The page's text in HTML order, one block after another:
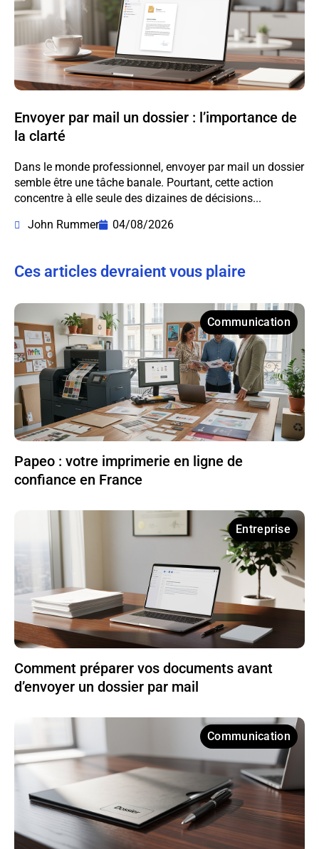
Envoyer par mail un dossier : l’importance de
la clarté
Dans le monde professionnel, envoyer par mail un dossier
semble être une tâche banale. Pourtant, cette action
concentre à elle seule des dizaines de décisions...
John Rummer
04/08/2026
Ces articles devraient vous plaire
Communication
Papeo : votre imprimerie en ligne de
confiance en France
Entreprise
Comment préparer vos documents avant
d’envoyer un dossier par mail
Communication